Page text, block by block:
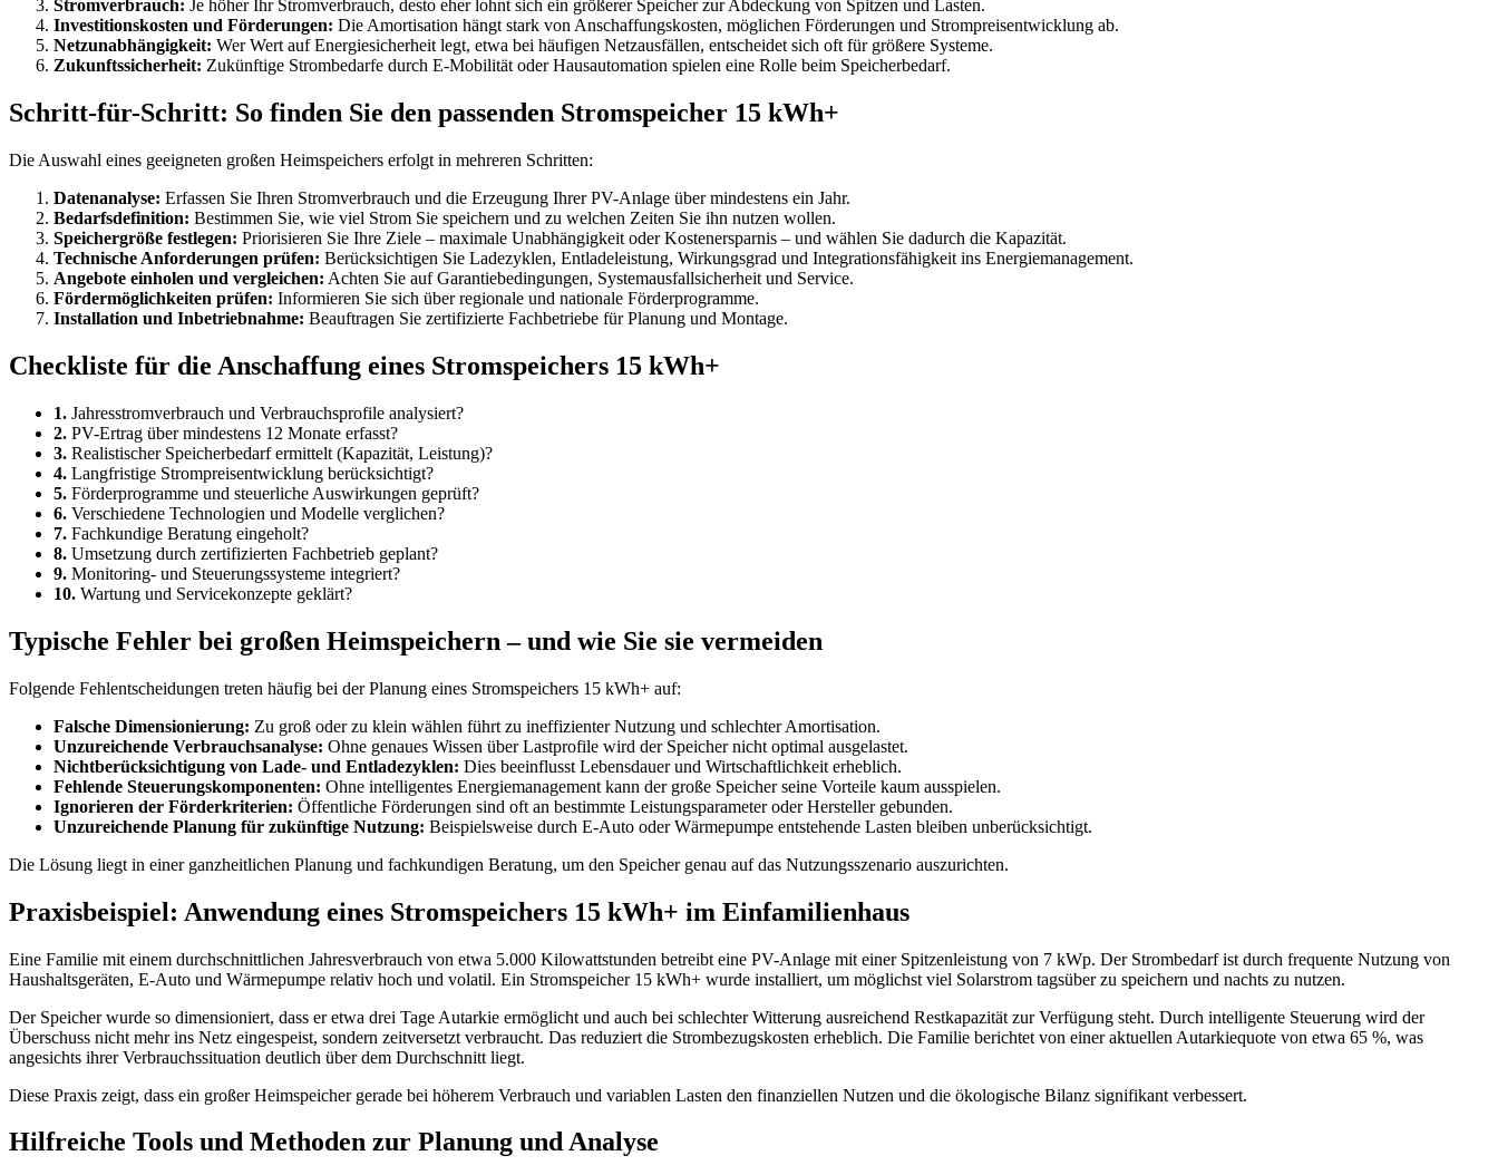
Stromverbrauch: Je höher Ihr Stromverbrauch, desto eher lohnt sich ein größerer Speicher zur Abdeckung von Spitzen und Lasten.
Investitionskosten und Förderungen: Die Amortisation hängt stark von Anschaffungskosten, möglichen Förderungen und Strompreisentwicklung ab.
Netzunabhängigkeit: Wer Wert auf Energiesicherheit legt, etwa bei häufigen Netzausfällen, entscheidet sich oft für größere Systeme.
Zukunftssicherheit: Zukünftige Strombedarfe durch E-Mobilität oder Hausautomation spielen eine Rolle beim Speicherbedarf.
Schritt-für-Schritt: So finden Sie den passenden Stromspeicher 15 kWh+
Die Auswahl eines geeigneten großen Heimspeichers erfolgt in mehreren Schritten:
Datenanalyse: Erfassen Sie Ihren Stromverbrauch und die Erzeugung Ihrer PV-Anlage über mindestens ein Jahr.
Bedarfsdefinition: Bestimmen Sie, wie viel Strom Sie speichern und zu welchen Zeiten Sie ihn nutzen wollen.
Speichergröße festlegen: Priorisieren Sie Ihre Ziele – maximale Unabhängigkeit oder Kostenersparnis – und wählen Sie dadurch die Kapazität.
Technische Anforderungen prüfen: Berücksichtigen Sie Ladezyklen, Entladeleistung, Wirkungsgrad und Integrationsfähigkeit ins Energiemanagement.
Angebote einholen und vergleichen: Achten Sie auf Garantiebedingungen, Systemausfallsicherheit und Service.
Fördermöglichkeiten prüfen: Informieren Sie sich über regionale und nationale Förderprogramme.
Installation und Inbetriebnahme: Beauftragen Sie zertifizierte Fachbetriebe für Planung und Montage.
Checkliste für die Anschaffung eines Stromspeichers 15 kWh+
1. Jahresstromverbrauch und Verbrauchsprofile analysiert?
2. PV-Ertrag über mindestens 12 Monate erfasst?
3. Realistischer Speicherbedarf ermittelt (Kapazität, Leistung)?
4. Langfristige Strompreisentwicklung berücksichtigt?
5. Förderprogramme und steuerliche Auswirkungen geprüft?
6. Verschiedene Technologien und Modelle verglichen?
7. Fachkundige Beratung eingeholt?
8. Umsetzung durch zertifizierten Fachbetrieb geplant?
9. Monitoring- und Steuerungssysteme integriert?
10. Wartung und Servicekonzepte geklärt?
Typische Fehler bei großen Heimspeichern – und wie Sie sie vermeiden
Folgende Fehlentscheidungen treten häufig bei der Planung eines Stromspeichers 15 kWh+ auf:
Falsche Dimensionierung: Zu groß oder zu klein wählen führt zu ineffizienter Nutzung und schlechter Amortisation.
Unzureichende Verbrauchsanalyse: Ohne genaues Wissen über Lastprofile wird der Speicher nicht optimal ausgelastet.
Nichtberücksichtigung von Lade- und Entladezyklen: Dies beeinflusst Lebensdauer und Wirtschaftlichkeit erheblich.
Fehlende Steuerungskomponenten: Ohne intelligentes Energiemanagement kann der große Speicher seine Vorteile kaum ausspielen.
Ignorieren der Förderkriterien: Öffentliche Förderungen sind oft an bestimmte Leistungsparameter oder Hersteller gebunden.
Unzureichende Planung für zukünftige Nutzung: Beispielsweise durch E-Auto oder Wärmepumpe entstehende Lasten bleiben unberücksichtigt.
Die Lösung liegt in einer ganzheitlichen Planung und fachkundigen Beratung, um den Speicher genau auf das Nutzungsszenario auszurichten.
Praxisbeispiel: Anwendung eines Stromspeichers 15 kWh+ im Einfamilienhaus
Eine Familie mit einem durchschnittlichen Jahresverbrauch von etwa 5.000 Kilowattstunden betreibt eine PV-Anlage mit einer Spitzenleistung von 7 kWp. Der Strombedarf ist durch frequente Nutzung von
Haushaltsgeräten, E-Auto und Wärmepumpe relativ hoch und volatil. Ein Stromspeicher 15 kWh+ wurde installiert, um möglichst viel Solarstrom tagsüber zu speichern und nachts zu nutzen.
Der Speicher wurde so dimensioniert, dass er etwa drei Tage Autarkie ermöglicht und auch bei schlechter Witterung ausreichend Restkapazität zur Verfügung steht. Durch intelligente Steuerung wird der
Überschuss nicht mehr ins Netz eingespeist, sondern zeitversetzt verbraucht. Das reduziert die Strombezugskosten erheblich. Die Familie berichtet von einer aktuellen Autarkiequote von etwa 65 %, was
angesichts ihrer Verbrauchssituation deutlich über dem Durchschnitt liegt.
Diese Praxis zeigt, dass ein großer Heimspeicher gerade bei höherem Verbrauch und variablen Lasten den finanziellen Nutzen und die ökologische Bilanz signifikant verbessert.
Hilfreiche Tools und Methoden zur Planung und Analyse